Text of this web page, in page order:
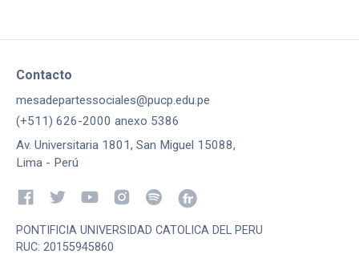
Contacto
mesadepartessociales@pucp.edu.pe
(+511) 626-2000 anexo 5386
Av. Universitaria 1801, San Miguel 15088,
Lima - Perú
PONTIFICIA UNIVERSIDAD CATOLICA DEL PERU
RUC: 20155945860